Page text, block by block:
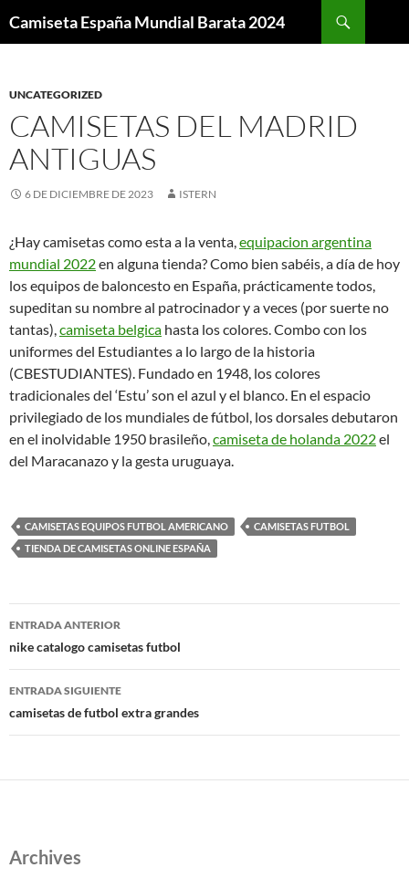
Camiseta España Mundial Barata 2024
UNCATEGORIZED
CAMISETAS DEL MADRID
ANTIGUAS
6 DE DICIEMBRE DE 2023 ISTERN
¿Hay camisetas como esta a la venta,equipacion argentina
mundial 2022en alguna tienda? Como bien sabéis, a día de hoy
los equipos de baloncesto en España, prácticamente todos,
supeditan su nombre al patrocinador y a veces (por suerte no
tantas),camiseta belgica hasta los colores. Combo con los
uniformes del Estudiantes a lo largo de la historia
(CBESTUDIANTES). Fundado en 1948, los colores
tradicionales del ‘Estu’ son el azul y el blanco. En el espacio
privilegiado de los mundiales de fútbol, los dorsales debutaron
en el inolvidable 1950 brasileño,camiseta de holanda 2022el
del Maracanazo y la gesta uruguaya.
CAMISETAS EQUIPOS FUTBOL AMERICANO
CAMISETAS FUTBOL
TIENDA DE CAMISETAS ONLINE ESPAÑA
Navegación
de
entradas
ENTRADA ANTERIOR
nike catalogo camisetas futbol
ENTRADA SIGUIENTE
camisetas de futbol extra grandes
Archives